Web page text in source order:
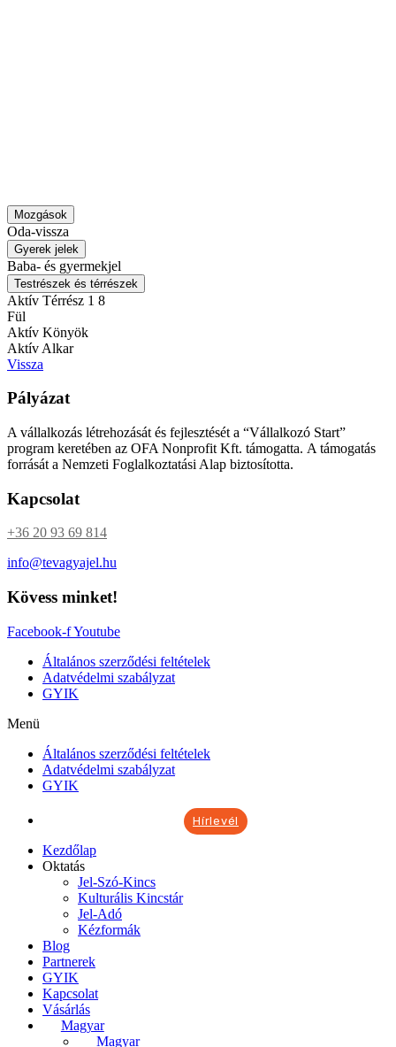
Mozgások
Oda-vissza
Gyerek jelek
Baba- és gyermekjel
Testrészek és térrészek
Aktív Térrész 1 8
Fül
Aktív Könyök
Aktív Alkar
Vissza
Pályázat
A vállalkozás létrehozását és fejlesztését a “Vállalkozó Start”
program keretében az OFA Nonprofit Kft. támogatta. A támogatás
forrását a Nemzeti Foglalkoztatási Alap biztosította.
Kapcsolat
+36 20 93 69 814
info@tevagyajel.hu
Kövess minket!
Facebook-fYoutube
Általános szerződési feltételek
Adatvédelmi szabályzat
GYIK
Menü
Általános szerződési feltételek
Adatvédelmi szabályzat
GYIK
Hírlevél
Kezdőlap
Oktatás
Jel-Szó-Kincs
Kulturális Kincstár
Jel-Adó
Kézformák
Blog
Partnerek
GYIK
Kapcsolat
Vásárlás
Magyar
Magyar